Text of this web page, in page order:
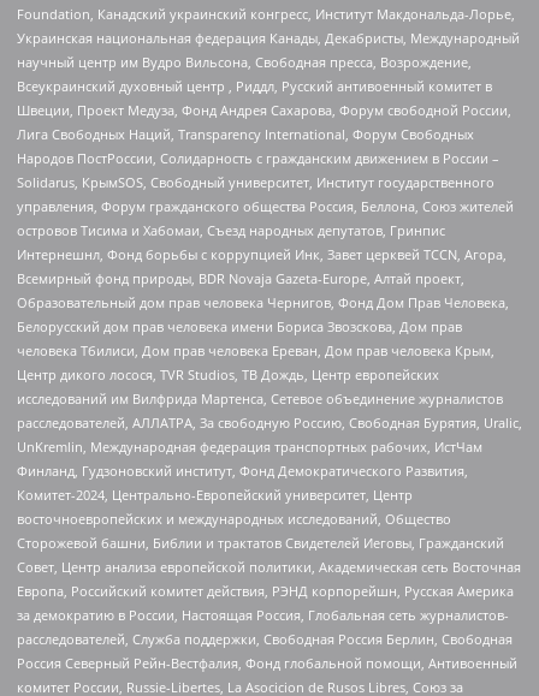
Foundation, Канадский украинский конгресс, Институт Макдональда-Лорье,
Украинская национальная федерация Канады, Декабристы, Международный
научный центр им Вудро Вильсона, Свободная пресса, Возрождение,
Всеукраинский духовный центр , Риддл, Русский антивоенный комитет в
Швеции, Проект Медуза, Фонд Андрея Сахарова, Форум свободной России,
Лига Свободных Наций, Transparеncy International, Форум Свободных
Народов ПостРоссии, Солидарность с гражданским движением в России –
Solidarus, КрымSOS, Свободный университет, Институт государственного
управления, Форум гражданского общества Россия, Беллона, Союз жителей
островов Тисима и Хабомаи, Съезд народных депутатов, Гринпис
Интернешнл, Фонд борьбы с коррупцией Инк, Завет церквей TCCN, Агора,
Всемирный фонд природы, BDR Novaja Gazeta-Europe, Алтай проект,
Образовательный дом прав человека Чернигов, Фонд Дом Прав Человека,
Белорусский дом прав человека имени Бориса Звозскова, Дом прав
человека Тбилиси, Дом прав человека Ереван, Дом прав человека Крым,
Центр дикого лосося, TVR Studios, ТВ Дождь, Центр европейских
исследований им Вилфрида Мартенса, Сетевое объединение журналистов
расследователей, АЛЛАТРА, За свободную Россию, Свободная Бурятия, Uralic,
UnKremlin, Международная федерация транспортных рабочих, ИстЧам
Финланд, Гудзоновский институт, Фонд Демократического Развития,
Комитет-2024, Центрально-Европейский университет, Центр
восточноевропейских и международных исследований, Общество
Сторожевой башни, Библии и трактатов Свидетелей Иеговы, Гражданский
Совет, Центр анализа европейской политики, Академическая сеть Восточная
Европа, Российский комитет действия, РЭНД корпорейшн, Русская Америка
за демократию в России, Настоящая Россия, Глобальная сеть журналистов-
расследователей, Служба поддержки, Свободная Россия Берлин, Свободная
Россия Северный Рейн-Вестфалия, Фонд глобальной помощи, Антивоенный
комитет России, Russie-Libertes, La Asocicion de Rusos Libres, Союз за